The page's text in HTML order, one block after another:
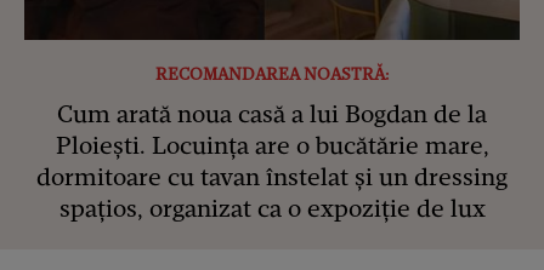
RECOMANDAREA NOASTRĂ:
Cum arată noua casă a lui Bogdan de la
Ploiești. Locuința are o bucătărie mare,
dormitoare cu tavan înstelat și un dressing
spațios, organizat ca o expoziție de lux